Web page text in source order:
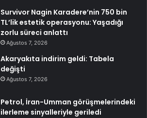
Survivor Nagin Karadere’nin 750 bin
TL’lik estetik operasyonu: Yaşadığı
zorlu süreci anlattı
Ağustos 7, 2026
Akaryakıta indirim geldi: Tabela
değişti
Ağustos 7, 2026
Petrol, İran-Umman görüşmelerindeki
ilerleme sinyalleriyle geriledi